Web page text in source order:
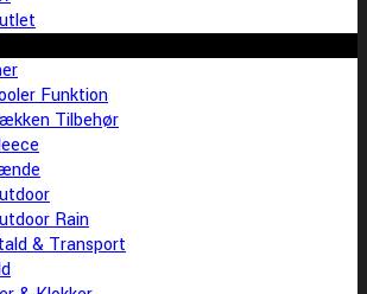
Funktion
Tilbehør
Rain
& Transport